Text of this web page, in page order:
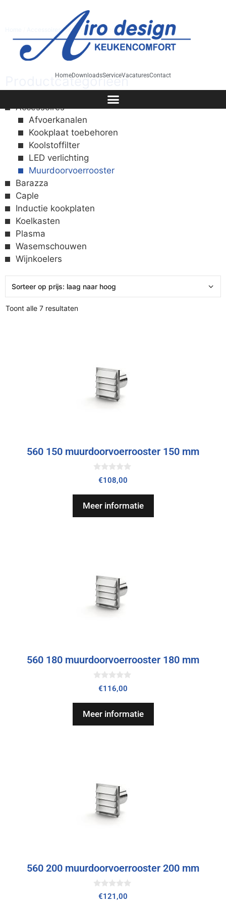
HomeDownloadsServiceVacaturesContact
Accessoires/ Muurdoorvoerrooster
Productcategorieën
Accessoires
Afvoerkanalen
Kookplaat toebehoren
Koolstoffilter
LED verlichting
Muurdoorvoerrooster
Barazza
Caple
Inductie kookplaten
Koelkasten
Plasma
Wasemschouwen
Wijnkoelers
Toont alle 7 resultaten
560 150 muurdoorvoerrooster 150 mm
5
€108,00
Meer informatie
560 180 muurdoorvoerrooster 180 mm
5
€116,00
Meer informatie
560 200 muurdoorvoerrooster 200 mm
€121,00